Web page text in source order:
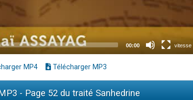
MP4 Télécharger MP3
- Page 52 du traité Sanhedrine